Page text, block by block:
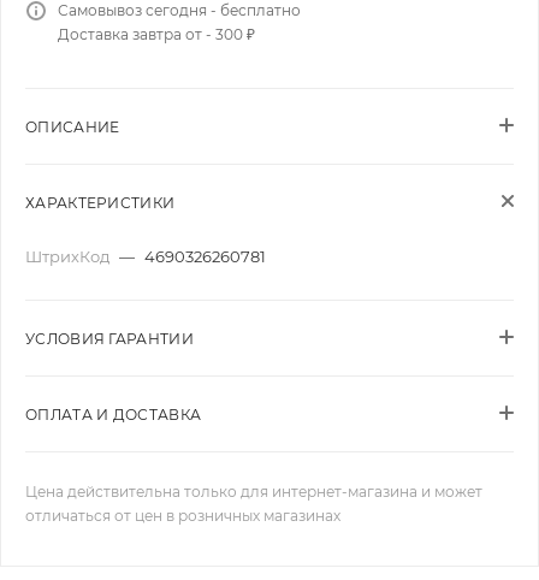
Самовывоз сегодня - бесплатно
Доставка завтра от - 300 ₽
ОПИСАНИЕ
ХАРАКТЕРИСТИКИ
ШтрихКод — 4690326260781
УСЛОВИЯ ГАРАНТИИ
ОПЛАТА И ДОСТАВКА
Цена действительна только для интернет-магазина и может
отличаться от цен в розничных магазинах